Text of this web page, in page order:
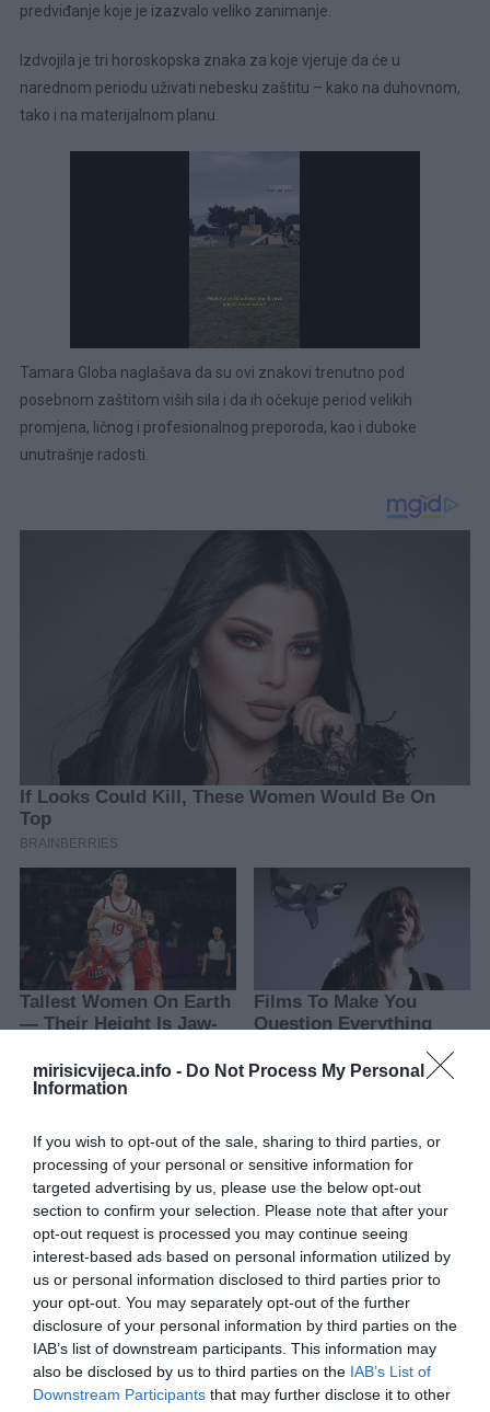
mirisicvijeca.info - Do Not Process My Personal
Information
If you wish to opt-out of the sale, sharing to third parties, or
processing of your personal or sensitive information for
targeted advertising by us, please use the below opt-out
section to confirm your selection. Please note that after your
opt-out request is processed you may continue seeing
interest-based ads based on personal information utilized by
us or personal information disclosed to third parties prior to
your opt-out. You may separately opt-out of the further
disclosure of your personal information by third parties on the
IAB’s list of downstream participants. This information may
also be disclosed by us to third parties on the IAB’s List of
Downstream Participants that may further disclose it to other
predviđanje koje je izazvalo veliko zanimanje.
Izdvojila je tri horoskopska znaka za koje vjeruje da će u
narednom periodu uživati nebesku zaštitu – kako na duhovnom,
tako i na materijalnom planu.
Tamara Globa naglašava da su ovi znakovi trenutno pod
posebnom zaštitom viših sila i da ih očekuje period velikih
promjena, ličnog i profesionalnog preporoda, kao i duboke
unutrašnje radosti.
Ovnovi su, prema Globi, prvi na listi božijih miljenika.Očekuje ih
snažan val energije, kreativnosti i motivacije.Ovo je idealno
vrijeme za početak ambicioznih projekata, profesionalni uspjeh i
jačanje međuljudskih odnosa.„Ovnovi sada mogu ostvariti i
najhrabrije snove, uz priznanje koje dolazi sa svih strana“, ističe
Tamara Globa.
2. Lav
Za Lavove dolazi period u kojem će njihova urođena harizma i